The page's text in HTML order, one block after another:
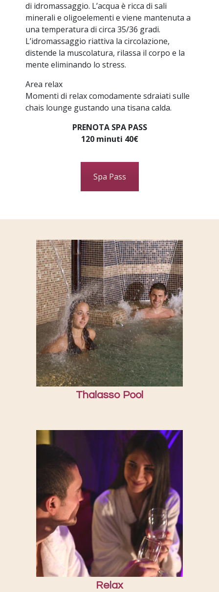
di idromassaggio. L’acqua è ricca di sali
minerali e oligoelementi e viene mantenuta a
una temperatura di circa 35/36 gradi.
L’idromassaggio riattiva la circolazione,
distende la muscolatura, rilassa il corpo e la
mente eliminando lo stress.
Area relax
Momenti di relax comodamente sdraiati sulle
chais lounge gustando una tisana calda.
PRENOTA SPA PASS
120 minuti 40€
Spa Pass
Thalasso Pool
Relax